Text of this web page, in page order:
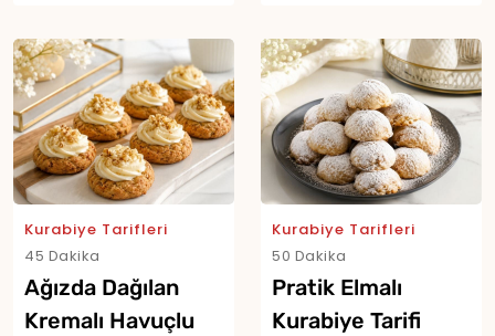
Kurabiye Tarifleri
45 Dakika
Ağızda Dağılan
Kremalı Havuçlu
Kurabiye Tarifleri
50 Dakika
Pratik Elmalı
Kurabiye Tarifi